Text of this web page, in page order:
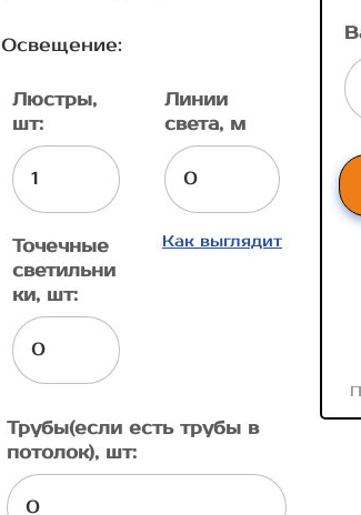
Освещение:
Люстры,
шт:
Точечные
светильни
ки, шт:
Линии
света, м
Как выглядит
Трубы(если есть трубы в
потолок), шт: